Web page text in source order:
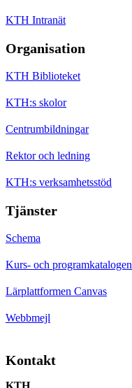
KTH Intranät
Organisation
KTH Biblioteket
KTH:s skolor
Centrumbildningar
Rektor och ledning
KTH:s verksamhetsstöd
Tjänster
Schema
Kurs- och programkatalogen
Lärplattformen Canvas
Webbmejl
Kontakt
KTH